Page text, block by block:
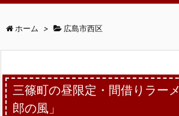
ホーム > 広島市西区
三篠町の昼限定・間借りラー
郎の風」